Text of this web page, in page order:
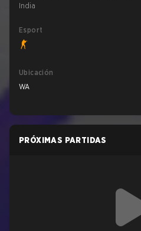
India
Esport
Ubicación
WA
PRÓXIMAS PARTIDAS